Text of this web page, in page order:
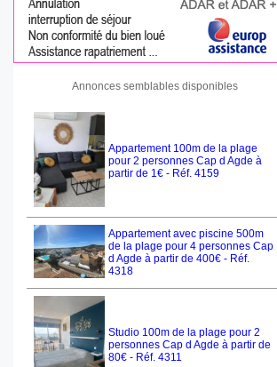
Annonces semblables disponibles
Appartement 100m de la plage
pour 2 personnes Cap d Agde à
partir de 1€ - Réf. 4159
Appartement avec piscine 500m
de la plage pour 4 personnes Cap
d Agde à partir de 400€ - Réf.
4318
Studio 100m de la plage pour 2
personnes Cap d Agde à partir de
80€ - Réf. 4311